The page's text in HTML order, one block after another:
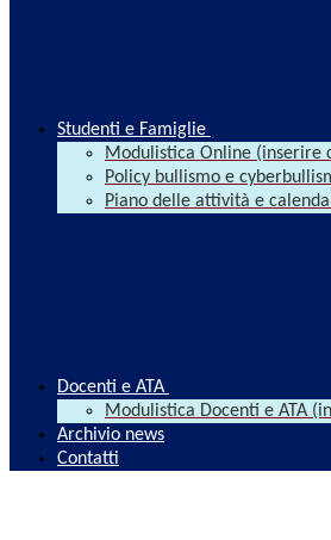
Studenti e Famiglie
Modulistica Online (inserire
Policy bullismo e
Piano delle attività e
Docenti e ATA
Modulistica Docenti e ATA
Archivio news
Contatti